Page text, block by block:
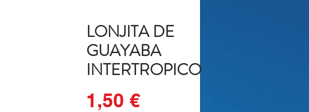
LONJITA DE
GUAYABA
INTERTROPICO
1,50 €Precio